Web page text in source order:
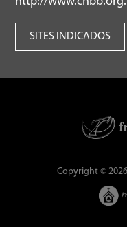
SITES INDICADOS
Copyright ©